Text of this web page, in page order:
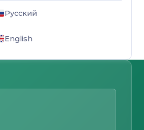
Русский
English